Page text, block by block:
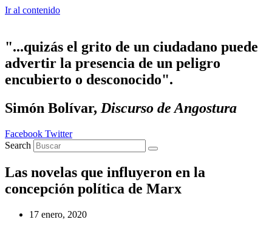
Ir al contenido
"...quizás el grito de un ciudadano puede
advertir la presencia de un peligro
encubierto o desconocido".
Simón Bolívar, Discurso de Angostura
Facebook Twitter
Search
Las novelas que influyeron en la
concepción política de Marx
17 enero, 2020